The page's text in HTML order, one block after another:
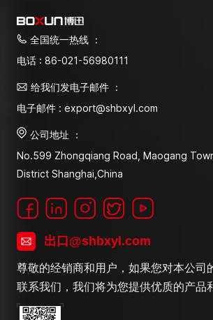
全国统一热线 ：
电话 : 86-021-56980111
给我们发电子邮件 ：
电子邮件 : export@shbxyl.com
公司地址 ：
No.599 Zhongqiang Road, Maogang
District Shanghai,China
出口@shbxyl.com
尊敬的经销商和用户，如果您对本公司
联系我们，我们将为您提供优质的产品